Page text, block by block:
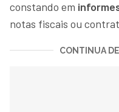
constando em
notas fiscais ou
CONTINUA